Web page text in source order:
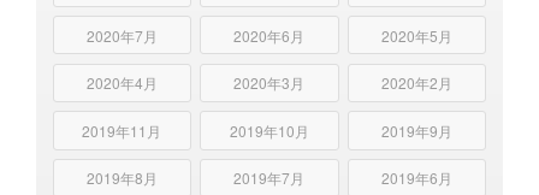
2020年7月 2020年6月 2020年5月
2020年4月 2020年3月 2020年2月
2019年11月 2019年10月 2019年9月
2019年8月 2019年7月 2019年6月